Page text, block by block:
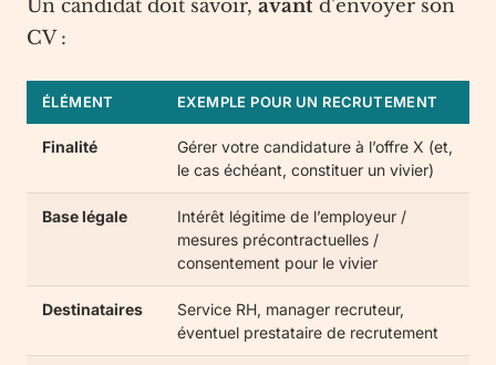
Un candidat doit savoir, avant d’envoyer son
CV :
ÉLÉMENT EXEMPLE POUR UN RECRUTEMENT
Finalité
Gérer votre candidature à l’offre X (et,
le cas échéant, constituer un vivier)
Base légale
Intérêt légitime de l’employeur /
mesures précontractuelles /
consentement pour le vivier
Destinataires
Service RH, manager recruteur,
éventuel prestataire de recrutement